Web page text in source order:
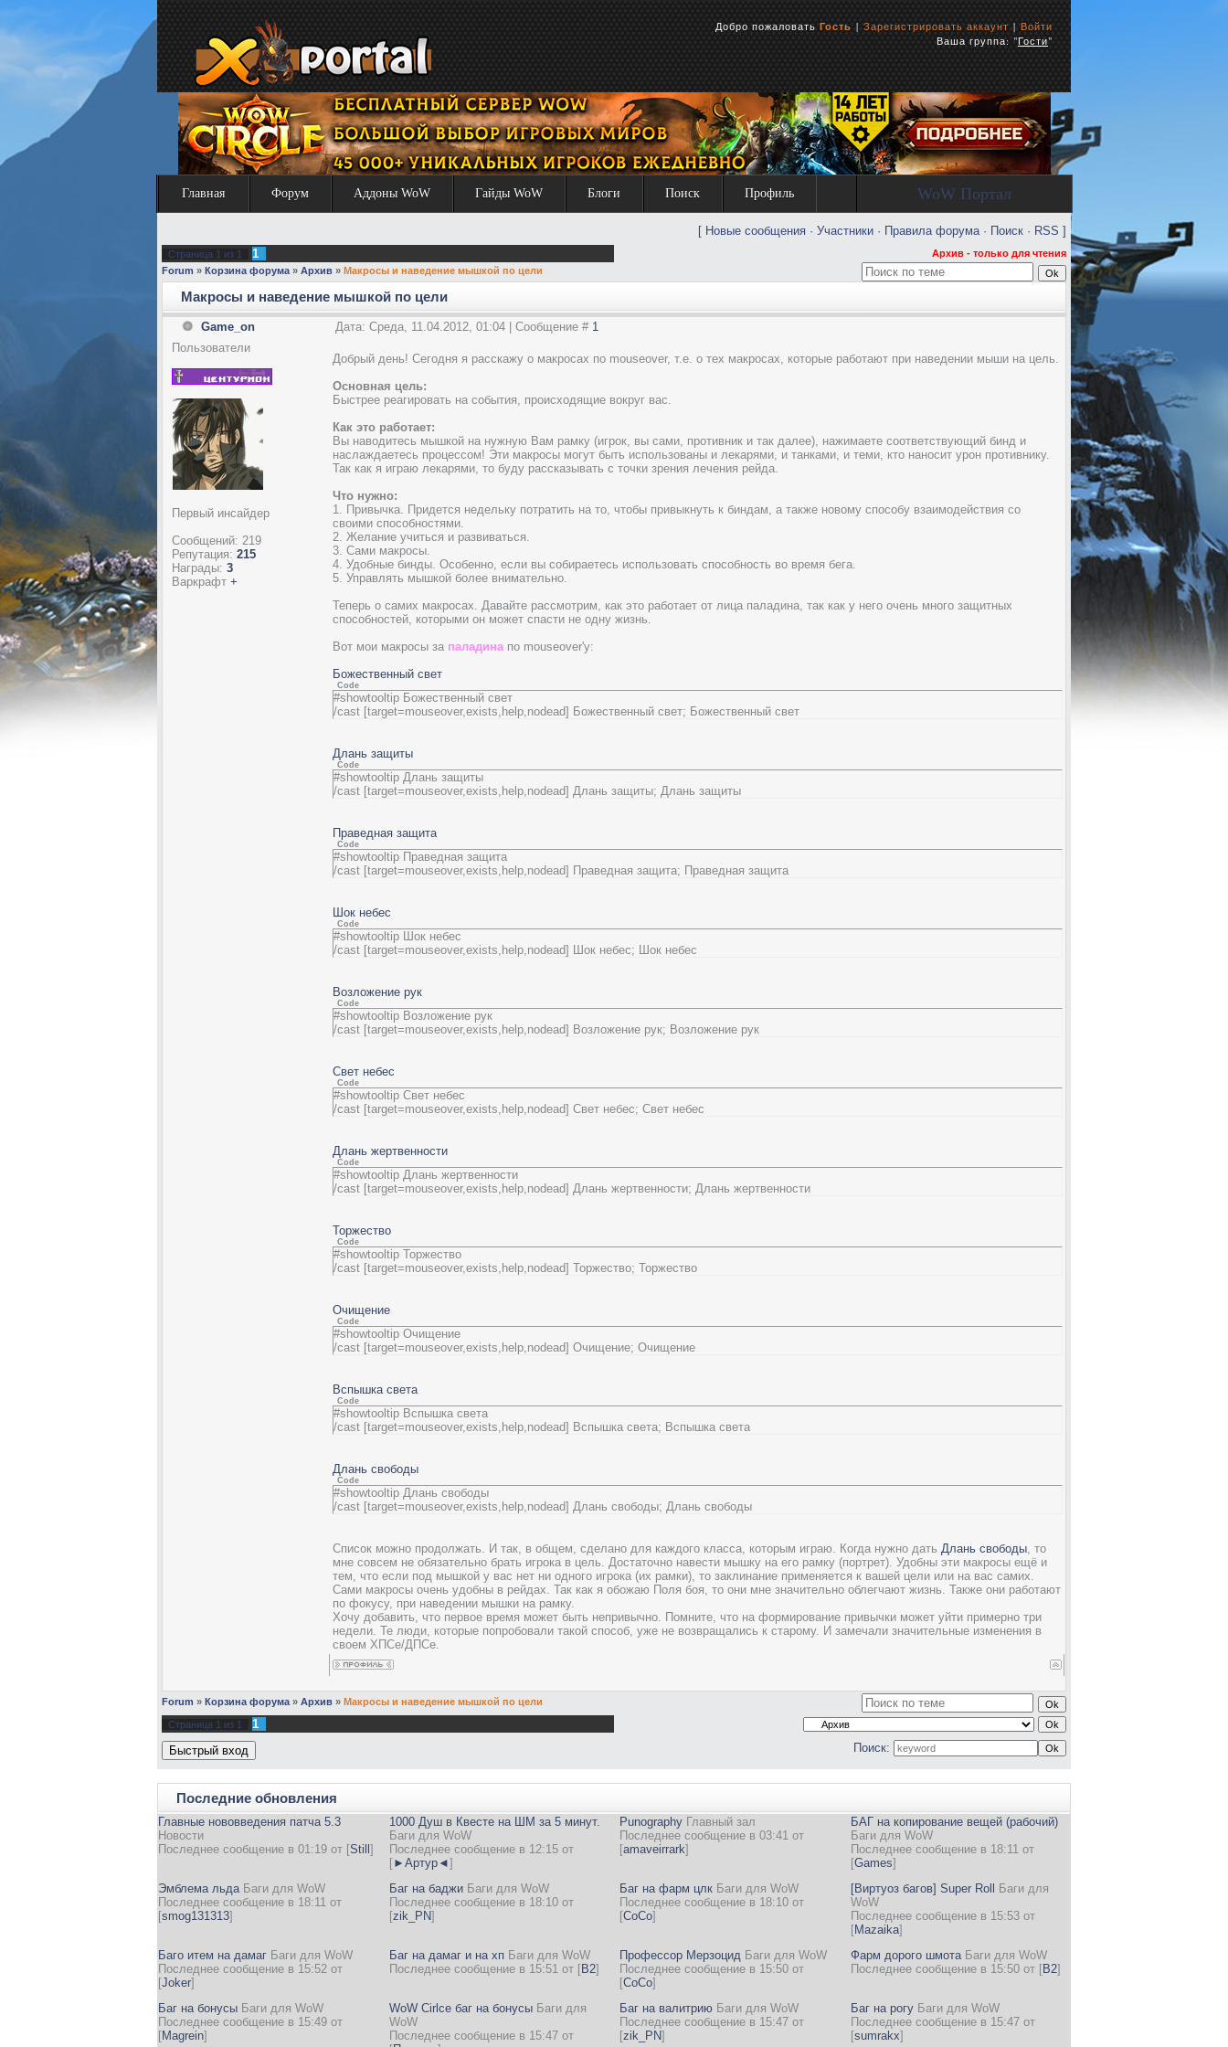
Добро пожаловать Гость | Зарегистрировать аккаунт | Войти
Ваша группа: "Гости"
Главная Форум Аддоны WoW Гайды WoW Блоги Поиск Профиль WoW Портал
[ Новые сообщения · Участники · Правила форума· Поиск · RSS ]
Страница 1 из 1 1
Архив - только для чтения
Forum » Корзина форума » Архив » Макросы и наведение мышкой по цели
Макросы и наведение мышкой по цели
Game_on Дата: Среда, 11.04.2012, 01:04 | Сообщение # 1
Пользователи
Первый инсайдер
Сообщений: 219
Репутация: 215
Награды: 3
Варкрафт +
Добрый день! Сегодня я расскажу о макросах по mouseover, т.е. о тех макросах, которые работают при наведении мыши на цель.
Основная цель:
Быстрее реагировать на события, происходящие вокруг вас.
Как это работает:
Вы наводитесь мышкой на нужную Вам рамку (игрок, вы сами, противник и так далее), нажимаете соответствующий бинд и
наслаждаетесь процессом! Эти макросы могут быть использованы и лекарями, и танками, и теми, кто наносит урон противнику.
Так как я играю лекарями, то буду рассказывать с точки зрения лечения рейда.
Что нужно:
1. Привычка. Придется недельку потратить на то, чтобы привыкнуть к биндам, а также новому способу взаимодействия со
своими способностями.
2. Желание учиться и развиваться.
3. Сами макросы.
4. Удобные бинды. Особенно, если вы собираетесь использовать способность во время бега.
5. Управлять мышкой более внимательно.
Теперь о самих макросах. Давайте рассмотрим, как это работает от лица паладина, так как у него очень много защитных
способностей, которыми он может спасти не одну жизнь.
Вот мои макросы за паладинапо mouseover'у:
Божественный свет
Code
#showtooltip Божественный свет
/cast [target=mouseover,exists,help,nodead] Божественный свет; Божественный свет
Длань защиты
Code
#showtooltip Длань защиты
/cast [target=mouseover,exists,help,nodead] Длань защиты; Длань защиты
Праведная защита
Code
#showtooltip Праведная защита
/cast [target=mouseover,exists,help,nodead] Праведная защита; Праведная защита
Шок небес
Code
#showtooltip Шок небес
/cast [target=mouseover,exists,help,nodead] Шок небес; Шок небес
Возложение рук
Code
#showtooltip Возложение рук
/cast [target=mouseover,exists,help,nodead] Возложение рук; Возложение рук
Свет небес
Code
#showtooltip Свет небес
/cast [target=mouseover,exists,help,nodead] Свет небес; Свет небес
Длань жертвенности
Code
#showtooltip Длань жертвенности
/cast [target=mouseover,exists,help,nodead] Длань жертвенности; Длань жертвенности
Торжество
Code
#showtooltip Торжество
/cast [target=mouseover,exists,help,nodead] Торжество; Торжество
Очищение
Code
#showtooltip Очищение
/cast [target=mouseover,exists,help,nodead] Очищение; Очищение
Вспышка света
Code
#showtooltip Вспышка света
/cast [target=mouseover,exists,help,nodead] Вспышка света; Вспышка света
Длань свободы
Code
#showtooltip Длань свободы
/cast [target=mouseover,exists,help,nodead] Длань свободы; Длань свободы
Список можно продолжать. И так, в общем, сделано для каждого класса, которым играю. Когда нужно дать Длань свободы, то
мне совсем не обязательно брать игрока в цель. Достаточно навести мышку на его рамку (портрет). Удобны эти макросы ещё и
тем, что если под мышкой у вас нет ни одного игрока (их рамки), то заклинание применяется к вашей цели или на вас самих.
Сами макросы очень удобны в рейдах. Так как я обожаю Поля боя, то они мне значительно облегчают жизнь. Также они работают
по фокусу, при наведении мышки на рамку.
Хочу добавить, что первое время может быть непривычно. Помните, что на формирование привычки может уйти примерно три
недели. Те люди, которые попробовали такой способ, уже не возвращались к старому. И замечали значительные изменения в
своем ХПСе/ДПСе.
Forum » Корзина форума » Архив » Макросы и наведение мышкой по цели
Страница 1 из 1
1
Поиск:
Последние обновления
Главные нововведения патча 5.3
Новости
Последнее сообщение в 01:19 от [Still ]
1000 Душ в Квесте на ШМ за 5 минут.
Баги для WoW
Последнее сообщение в 12:15 от
[►Артур◄]
Punography Главный зал
Последнее сообщение в 03:41 от
[amaveirrark]
БАГ на копирование вещей (рабочий)
Баги для WoW
Последнее сообщение в 18:11 от
[Games]
Эмблема льда Баги для WoW
Последнее сообщение в 18:11 от
[smog131313]
Баг на баджи Баги для WoW
Последнее сообщение в 18:10 от
[zik_PN]
Баг на фарм цлк Баги для WoW
Последнее сообщение в 18:10 от
[CoCo]
[Виртуоз багов] Super Roll
Баги для
WoW
Последнее сообщение в 15:53 от
[Mazaika]
Баго итем на дамаг Баги для WoW
Последнее сообщение в 15:52 от
[Joker]
Баг на дамаг и на хп Баги для WoW
Последнее сообщение в 15:51 от [B2]
Профессор Мерзоцид Баги для WoW
Последнее сообщение в 15:50 от
[CoCo]
Фарм дорого шмота Баги для WoW
Последнее сообщение в 15:50 от [B2]
Баг на бонусы Баги для WoW
Последнее сообщение в 15:49 от
[Magrein]
WoW Cirlce баг на бонусы Баги для
WoW
Последнее сообщение в 15:47 от
Баг на валитрию Баги для WoW
Последнее сообщение в 15:47 от
[zik_PN]
Баг на рогу Баги для WoW
Последнее сообщение в 15:47 от
[sumrakx]